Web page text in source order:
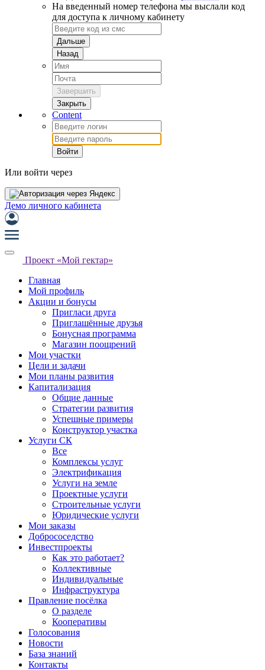
На введенный номер телефона мы выслали код
для доступа к личному кабинету
Дальше
Назад
Завершить
Закрыть
Content
Войти
Или войти через
Демо личного кабинета
Проект «Мой гектар»
Главная
Мой профиль
Акции и бонусы
Пригласи друга
Приглашённые друзья
Бонусная программа
Магазин поощрений
Мои участки
Цели и задачи
Мои планы развития
Капитализация
Общие данные
Стратегии развития
Успешные примеры
Конструктор участка
Услуги СК
Все
Комплексы услуг
Электрификация
Услуги на земле
Проектные услуги
Строительные услуги
Юридические услуги
Мои заказы
Добрососедство
Инвестпроекты
Как это работает?
Коллективные
Индивидуальные
Инфраструктура
Правление посёлка
О разделе
Кооперативы
Голосования
Новости
База знаний
Контакты